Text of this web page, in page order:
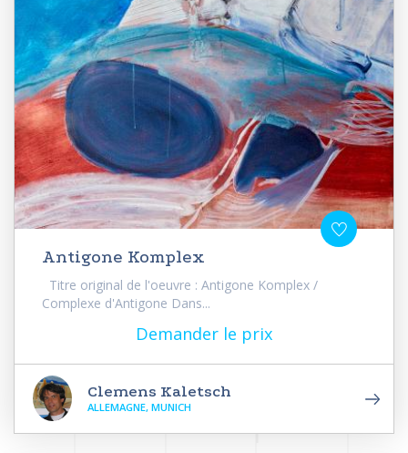
Antigone Komplex
Titre original de l'oeuvre : Antigone Komplex /
Complexe d'Antigone Dans...
Demander le prix
Clemens Kaletsch
ALLEMAGNE, MUNICH